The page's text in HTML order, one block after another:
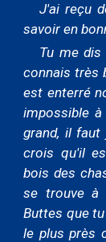
J'ai reçu
savoir en
Tu me dis
connais très
est enterré
impossible
grand, il faut
crois qu'il
bois des
se trouve à
Buttes que
le plus près